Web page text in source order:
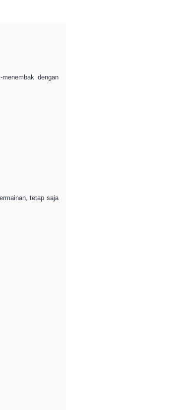
dengan
tetap saja